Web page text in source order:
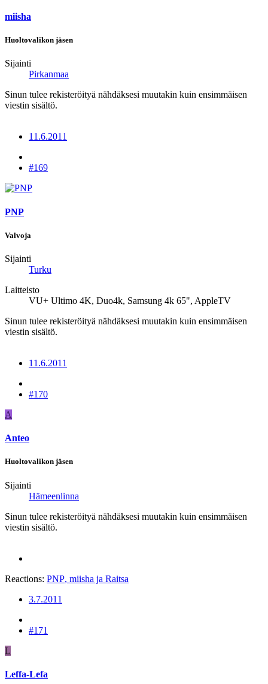
miisha
Huoltovalikon jäsen
Sijainti
Pirkanmaa
Sinun tulee rekisteröityä nähdäksesi muutakin kuin ensimmäisen
viestin sisältö.
11.6.2011
#169
PNP
Valvoja
Sijainti
Turku
Laitteisto
VU+ Ultimo 4K, Duo4k, Samsung 4k 65", AppleTV
Sinun tulee rekisteröityä nähdäksesi muutakin kuin ensimmäisen
viestin sisältö.
11.6.2011
#170
A
Anteo
Huoltovalikon jäsen
Sijainti
Hämeenlinna
Sinun tulee rekisteröityä nähdäksesi muutakin kuin ensimmäisen
viestin sisältö.
Reactions: PNP, miisha ja Raitsa
3.7.2011
#171
L
Leffa-Lefa